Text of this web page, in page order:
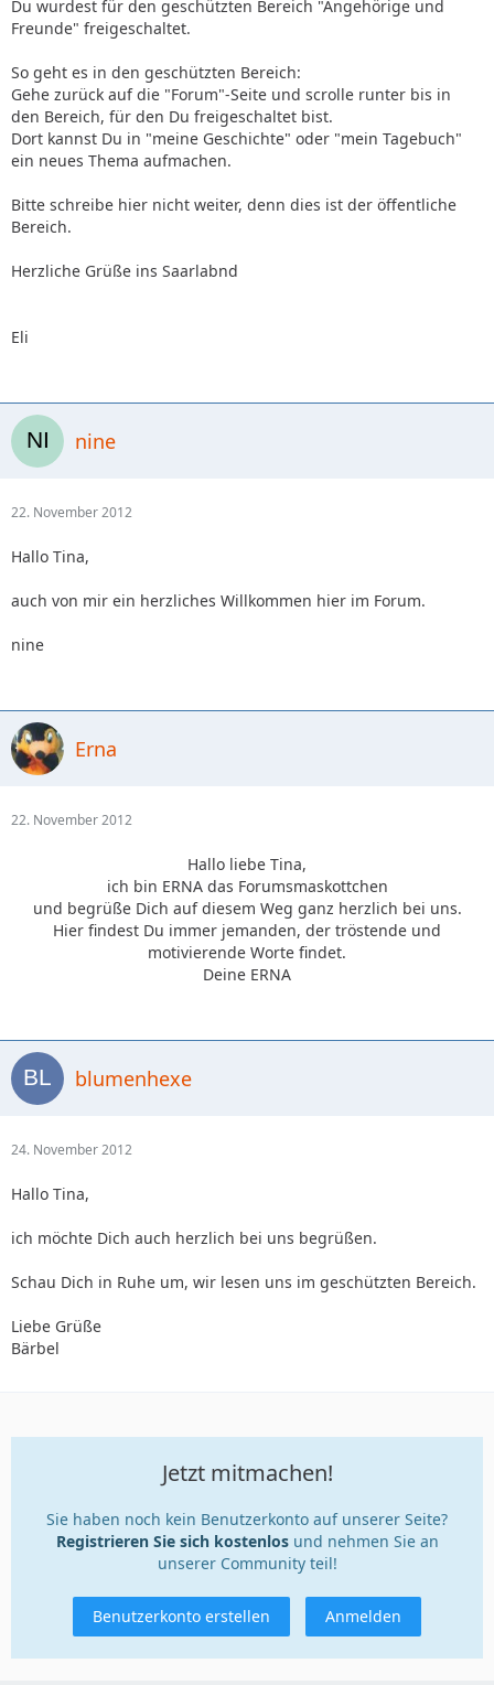
Du wurdest für den geschützten Bereich "Angehörige und
Freunde" freigeschaltet.
So geht es in den geschützten Bereich:
Gehe zurück auf die "Forum"-Seite und scrolle runter bis in
den Bereich, für den Du freigeschaltet bist.
Dort kannst Du in "meine Geschichte" oder "mein Tagebuch"
ein neues Thema aufmachen.
Bitte schreibe hier nicht weiter, denn dies ist der öffentliche
Bereich.
Herzliche Grüße ins Saarlabnd
Eli
nine
22. November 2012
Hallo Tina,
auch von mir ein herzliches Willkommen hier im Forum.
nine
Erna
22. November 2012
Hallo liebe Tina,
ich bin ERNA das Forumsmaskottchen
und begrüße Dich auf diesem Weg ganz herzlich bei uns.
Hier findest Du immer jemanden, der tröstende und
motivierende Worte findet.
Deine ERNA
blumenhexe
24. November 2012
Hallo Tina,
ich möchte Dich auch herzlich bei uns begrüßen.
Schau Dich in Ruhe um, wir lesen uns im geschützten Bereich.
Liebe Grüße
Bärbel
Jetzt mitmachen!
Sie haben noch kein Benutzerkonto auf unserer Seite?
Registrieren Sie sich kostenlosund nehmen Sie an
unserer Community teil!
Benutzerkonto erstellen Anmelden